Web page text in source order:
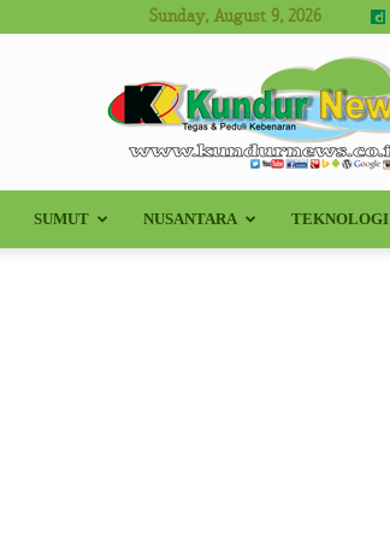
Sunday, August 9, 2026
Kundur
SUMUT NUSANTARA TEKNOLOGI